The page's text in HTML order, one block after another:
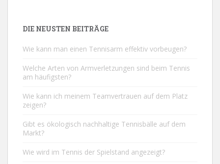
DIE NEUSTEN BEITRÄGE
Wie kann man einen Tennisarm effektiv vorbeugen?
Welche Arten von Armverletzungen sind beim Tennis
am häufigsten?
Wie kann ich meinem Teamvertrauen auf dem Platz
zeigen?
Gibt es ökologisch nachhaltige Tennisbälle auf dem
Markt?
Wie wird im Tennis der Spielstand angezeigt?